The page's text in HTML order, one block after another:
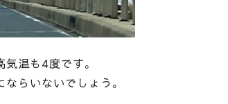
温も4度です。
らいないでしょう。